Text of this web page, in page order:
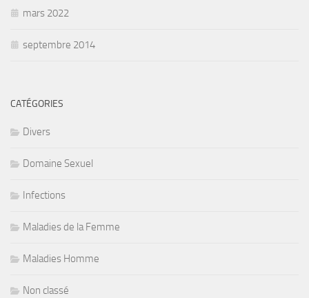
mars 2022
septembre 2014
CATÉGORIES
Divers
Domaine Sexuel
Infections
Maladies de la Femme
Maladies Homme
Non classé